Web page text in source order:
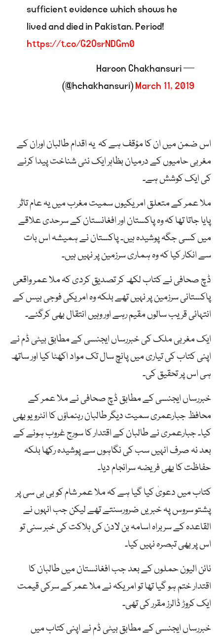
sufficient evidence which shows he
lived and died in Pakistan. Period!
https://t.co/G2OsrNDGm0
— Haroon Chakhansuri
(@hchakhansuri)March 11, 2019
اس ضمن میں ان کا مؤقف ہے کہ یہ اقدام طالبان اوران کے
مغربی حامیوں کے درمیان بظاہر ایک نئی شناخت پیدا کرنے
کی ایک کوشش ہے۔
ملا عمر کے متعلق امریکیوں سمیت مغرب میں یہ عام تاثر
پایا جاتا تھا کہ وہ پاکستان اور افغانستان کے سرحدی علاقے
میں کسی جگہ پوشیدہ ہیں۔ پاکستان نے ہمیشہ اس بات
سے انکار کیا کہ وہ ہماری سرزمین پر نہیں ہیں۔
ڈچ صحافی نے کتاب لکھ کر تصدیق کردی کہ ملا عمر واقعی
پاکستانی سرزمین پر نہیں تھے بلکہ وہ امریکی فوجی بیس کے
انتہائی قریب سالوں مقیم رہے اور وہیں انتقال بھی کرگئے۔
ایک مغربی ملک کی خبررساں ایجنسی کے مطابق بیٹی ڈم نے
اپنی کتاب کی تیاری میں پانچ سال تک مواد اکھٹا کیا اور ساتھ
ہی اس پر تحقیق کی۔
خبررساں ایجنسی کے مطابق ڈچ صحافی نے ملا عمر کے
محافظ جبارعمری سمیت دیگر طالبان رہنماؤں کا انٹرویو بھی
کیا۔ جبارعمری نے طالبان کے اقتدار کا سورج غروب ہونے کے
بعد نہ صرف انہیں سب کی نگاہوں سے پوشیدہ رکھا بلکہ
حفاظت کا بھی فریضہ سرانجام دیا۔
کتاب میں دعویٰ کیا گیا ہے کہ ملا عمر شام کو بی بی سی پر
پشتو سروس پہ خبریں ضرورسنتے تھے لیکن جب انہوں نے
القاعدہ کے سربراہ اسامہ بن لادن کی ہلاکت کی خبر سنی تو
اس پر بھی تبصرہ نہیں کیا۔
نائن الیون حملوں کے بعد جب افغانستان میں طالبان کا
اقتدار ختم ہو گیا تھا تو امریکہ نے ملا عمر کے سرکی قیمت
ایک کروڑ ڈالرز مقرر کی تھی۔
خبررساں ایجنسی کے مطابق بیٹی ڈم نے اپنی کتاب میں